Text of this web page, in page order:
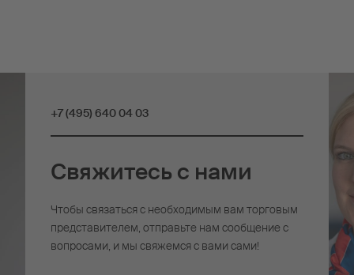
+7 (495) 640 04 03
Свяжитесь с нами
Чтобы связаться с необходимым вам торговым
представителем, отправьте нам сообщение с
вопросами, и мы свяжемся с вами сами!